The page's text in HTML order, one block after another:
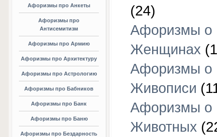
Афоризмы про Анкеты
Афоризмы про
Антисемитизм
Афоризмы про Армию
Афоризмы про Архитектуру
Афоризмы про Астрологию
Афоризмы про Бабников
Афоризмы про Банк
Афоризмы про Баню
Афоризмы про Бездарность
(24)
Афоризмы о
Женщинах
Афоризмы о
Живописи
Афоризмы о
Животных